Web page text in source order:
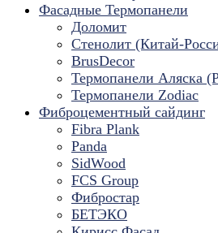
Фасадные Термопанели
Доломит
Стенолит (Китай-
BrusDecor
Термопанели Аляска
Термопанели Zodiac
Фиброцементный сайдинг
Fibra Plank
Panda
SidWood
FCS Group
Фибростар
БЕТЭКО